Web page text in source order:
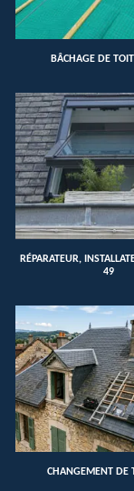
BÂCHAGE DE
RÉPARATEUR,
49
CHANGEMENT DE